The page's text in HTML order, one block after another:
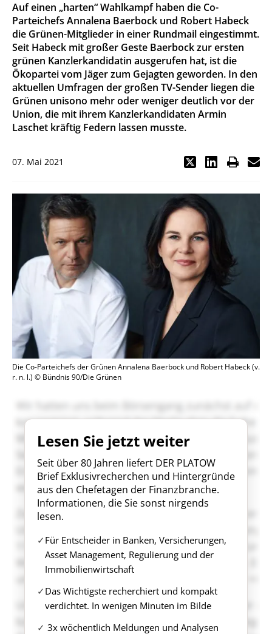
Auf einen „harten“ Wahlkampf haben die Co-
Parteichefs Annalena Baerbock und Robert Habeck
die Grünen-Mitglieder in einer Rundmail eingestimmt.
Seit Habeck mit großer Geste Baerbock zur ersten
grünen Kanzlerkandidatin ausgerufen hat, ist die
Ökopartei vom Jäger zum Gejagten geworden. In den
aktuellen Umfragen der großen TV-Sender liegen die
Grünen unisono mehr oder weniger deutlich vor der
Union, die mit ihrem Kanzlerkandidaten Armin
Laschet kräftig Federn lassen musste.
07. Mai 2021
Die Co-Parteichefs der Grünen Annalena Baerbock und Robert Habeck (v.
r. n. l.) © Bündnis 90/Die Grünen
Lesen Sie jetzt weiter
Seit über 80 Jahren liefert DER PLATOW
Brief Exklusivrecherchen und Hintergründe
aus den Chefetagen der Finanzbranche.
Informationen, die Sie sonst nirgends
lesen.
Für Entscheider in Banken, Versicherungen,
Asset Management, Regulierung und der
Immobilienwirtschaft
Das Wichtigste recherchiert und kompakt
verdichtet. In wenigen Minuten im Bilde
3x wöchentlich Meldungen und Analysen